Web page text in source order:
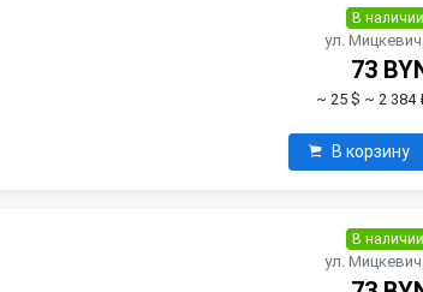
В наличии
ул.
73
~ 25 $ ~ 2 384
В корзину
В наличии
ул.